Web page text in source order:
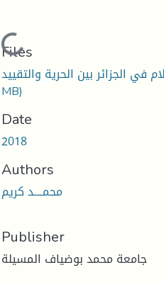
Loading...
Files
MB)
Date
2018
Authors
محمــــد كريم
Publisher
جامعة محمد بوضياف المسيلة